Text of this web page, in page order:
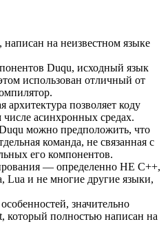
на неизвестном языке
Duqu, исходный язык
использован отличный от
позволяет коду
асинхронных средах.
можно предположить, что
команда, не связанная с
его компонентов.
— определенно НЕ C++,
Lua и не многие другие языки,
значительно
который полностью написан на